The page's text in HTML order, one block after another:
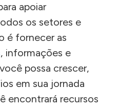
apoiar
os setores e
é fornecer as
, informações e
possa crescer,
em sua jornada
encontrará recursos